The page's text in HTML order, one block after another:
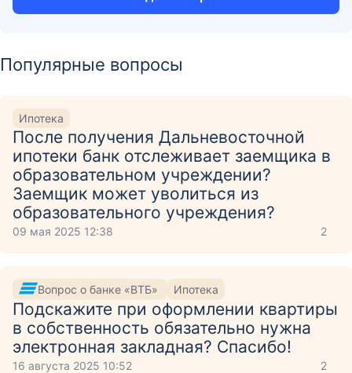
Популярные вопросы
Ипотека
После получения Дальневосточной
ипотеки банк отслеживает заемщика в
образовательном учреждении?
Заемщик может уволиться из
образовательного учреждения?
09 мая 2025 12:38 2
Вопрос о банке «ВТБ» Ипотека
Подскажите при оформлении квартиры
в собственность обязательно нужна
электронная закладная? Спасибо!
16 августа 2025 10:52 2